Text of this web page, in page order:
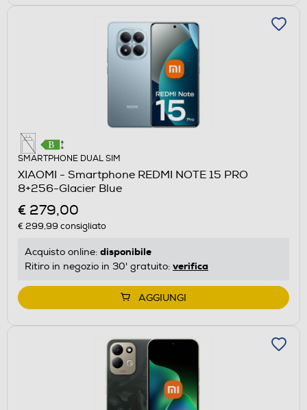
SMARTPHONE DUAL SIM
XIAOMI - Smartphone REDMI NOTE 15 PRO
8+256-Glacier Blue
€ 279,00
€ 299,99 consigliato
Acquisto online: disponibile
Ritiro in negozio in 30' gratuito: verifica
AGGIUNGI